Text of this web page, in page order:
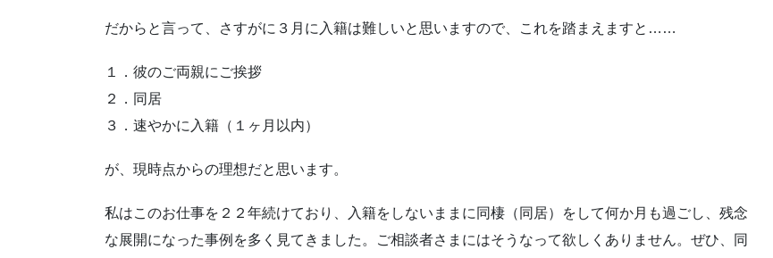
だからと言って、さすがに３月に入籍は難しいと思いますので、これを踏まえますと……
１．彼のご両親にご挨拶
２．同居
３．速やかに入籍（１ヶ月以内）
が、現時点からの理想だと思います。
私はこのお仕事を２２年続けており、入籍をしないままに同棲（同居）をして何か月も過ごし、残念
な展開になった事例を多く見てきました。ご相談者さまにはそうなって欲しくありません。ぜひ、同